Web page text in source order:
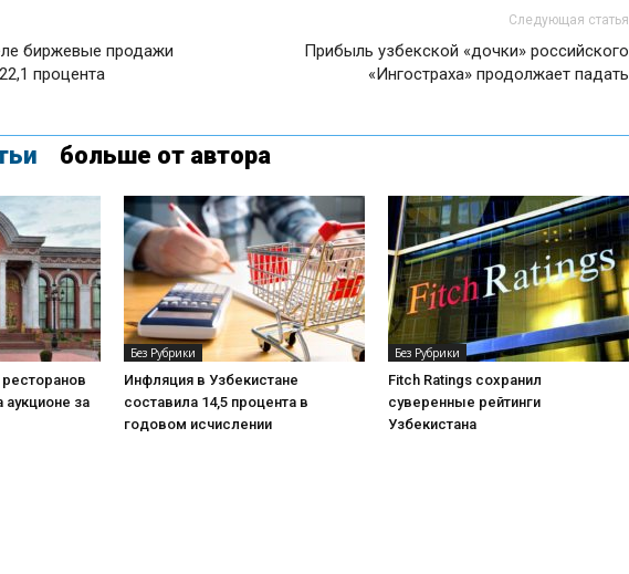
биржевые продажи
процента
Следующая статья
Прибыль узбекской «дочки» российского
«Ингостраха» продолжает падать
больше от автора
за
Без Рубрики
Инфляция в Узбекистане
составила 14,5 процента в
годовом исчислении
Без Рубрики
Fitch Ratings сохранил
суверенные рейтинги
Узбекистана